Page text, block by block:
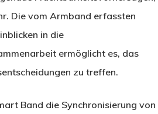
Die vom Armband erfassten
in die
ermöglicht es, das
zu treffen.
Band die Synchronisierung von